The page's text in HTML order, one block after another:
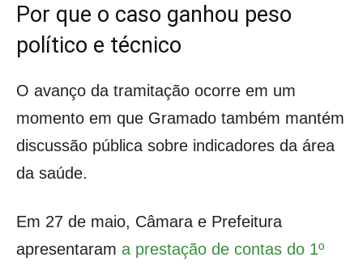
Por que o caso ganhou peso
político e técnico
O avanço da tramitação ocorre em um
momento em que Gramado também mantém
discussão pública sobre indicadores da área
da saúde.
Em 27 de maio, Câmara e Prefeitura
apresentaram a prestação de contas do 1º